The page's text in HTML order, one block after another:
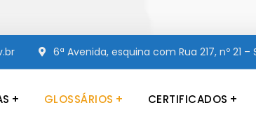
6ª Avenida, esquina com Rua 217, nº 21
e de Atendimento às Pessoas com
GLOSSÁRIOS CERTIFICADOS